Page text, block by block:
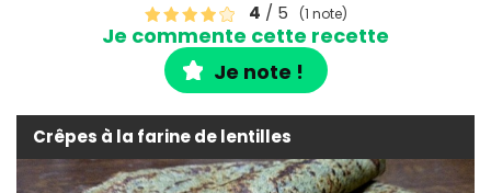
4 / 5 (1 note)
Je commente cette recette
Je note !
Crêpes à la farine de lentilles